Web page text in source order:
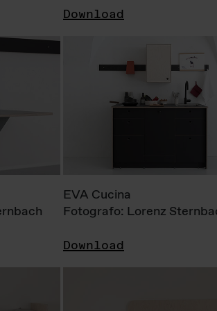
Download
EVA Cucina
Fotografo: Lorenz
Download